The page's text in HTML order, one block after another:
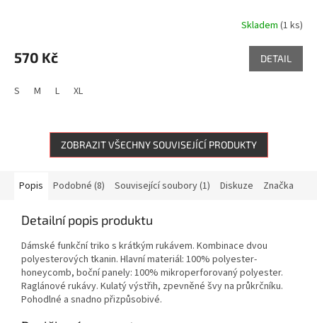
Skladem (1 ks)
570 Kč DETAIL
S M L XL
ZOBRAZIT VŠECHNY SOUVISEJÍCÍ PRODUKTY
Popis Podobné (8) Související soubory (1) Diskuze Značka
Detailní popis produktu
Dámské funkční triko s krátkým rukávem. Kombinace dvou
polyesterových tkanin. Hlavní materiál: 100% polyester-
honeycomb, boční panely: 100% mikroperforovaný polyester.
Raglánové rukávy. Kulatý výstřih, zpevněné švy na průkrčníku.
Pohodlné a snadno přizpůsobivé.